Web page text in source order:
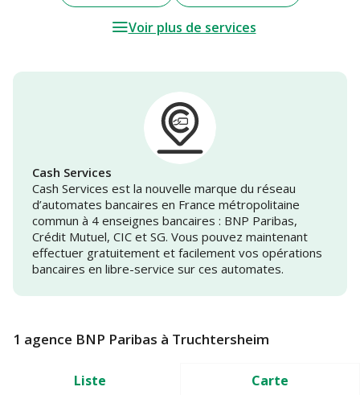
Voir plus de services
Cash Services
Cash Services est la nouvelle marque du réseau
d’automates bancaires en France métropolitaine
commun à 4 enseignes bancaires : BNP Paribas,
Crédit Mutuel, CIC et SG. Vous pouvez maintenant
effectuer gratuitement et facilement vos opérations
bancaires en libre-service sur ces automates.
1 agence BNP Paribas à Truchtersheim
Liste Carte